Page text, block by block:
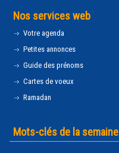
Nos services web
Votre agenda
Petites annonces
Guide des prénoms
Cartes de voeux
Ramadan
Mots-clés de la semaine